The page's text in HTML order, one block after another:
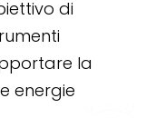
di
la
energie